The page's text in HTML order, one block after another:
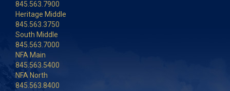
845.563.7900
Heritage Middle
845.563.3750
South Middle
845.563.7000
NFA Main
845.563.5400
NFA North
845.563.8400